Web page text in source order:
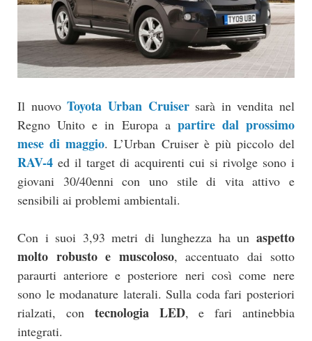
Il nuovoToyota Urban Cruisersarà in vendita nel
Regno Unito e in Europa a partire dal prossimo
mese di maggio. L’Urban Cruiser è più piccolo del
RAV-4 ed il target di acquirenti cui si rivolge sono i
giovani 30/40enni con uno stile di vita attivo e
sensibili ai problemi ambientali.
Con i suoi 3,93 metri di lunghezza ha un aspetto
molto robusto e muscoloso, accentuato dai sotto
paraurti anteriore e posteriore neri così come nere
sono le modanature laterali. Sulla coda fari posteriori
rialzati, contecnologia LED, e fari antinebbia
integrati.